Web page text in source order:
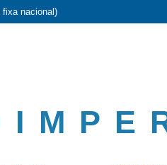
fixa nacional)